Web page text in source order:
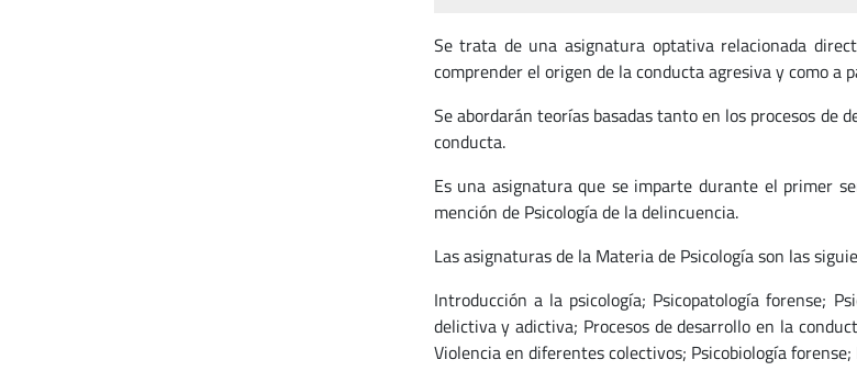
Se trata de una asignatura optativa relacionada
comprender el origen de la conducta agresiva y como
Se abordarán teorías basadas tanto en los procesos de
conducta.
Es una asignatura que se imparte durante el primer
mención de Psicología de la delincuencia.
Las asignaturas de la Materia de Psicología son las
Introducción a la psicología; Psicopatología forense;
delictiva y adictiva; Procesos de desarrollo en la
Violencia en diferentes colectivos; Psicobiología